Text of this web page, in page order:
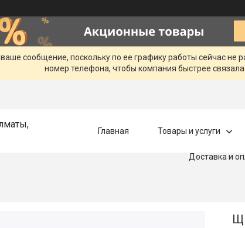
сообщение, поскольку по ее графику работы сейчас
номер телефона, чтобы компания быстрее
Главная Товары и услуги
Доставка и